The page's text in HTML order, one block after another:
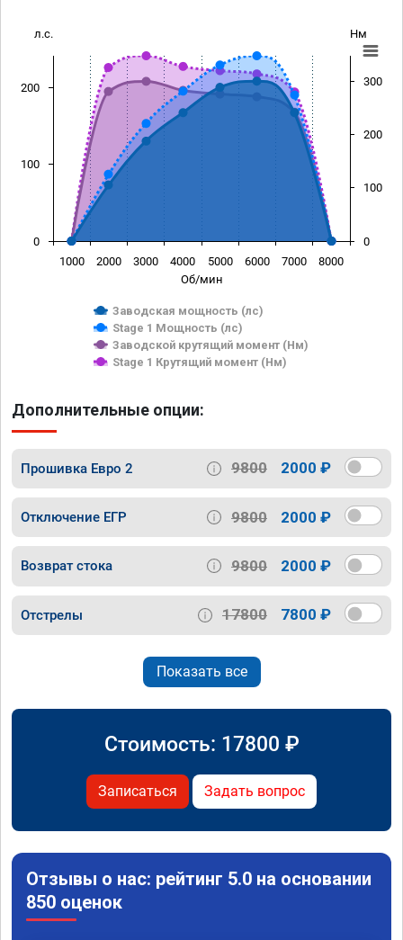
Об/мин
л.с. Нм
Заводская мощность (лс)
Stage 1 Мощность (лс)
Заводской крутящий момент (Нм)
Stage 1 Крутящий момент (Нм)
1000 2000 3000 4000 5000 6000 7000 8000
0
100
200
0
100
200
300
Дополнительные опции:
Прошивка Евро 2 9800 2000 ₽
Отключение ЕГР 9800 2000 ₽
Возврат стока 9800 2000 ₽
Отстрелы 17800 7800 ₽
Показать все
Стоимость: 17800 ₽
Записаться Задать вопрос
Отзывы о нас: рейтинг 5.0 на основании
850 оценок